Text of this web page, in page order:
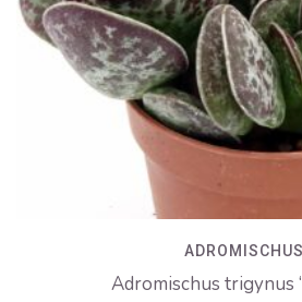
ADROMISCHUS
Adromischus trigynus